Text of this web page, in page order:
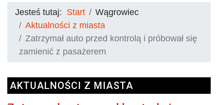
Jesteś tutaj: Start
Wągrowiec
Aktualności z miasta
Zatrzymał auto przed kontrolą i próbował się
zamienić z pasażerem
AKTUALNOŚCI Z MIASTA